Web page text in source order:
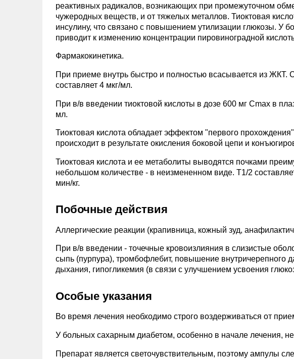
реактивных радикалов, возникающих при промежуточном
чужеродных веществ, и от тяжелых металлов. Тиоктовая
инсулину, что связано с повышением утилизации глюкозы. У
приводит к изменению концентрации пировиноградной
Фармакокинетика.
При приеме внутрь быстро и полностью всасывается из ЖКТ.
составляет 4 мкг/мл.
При в/в введении тиоктовой кислоты в дозе 600 мг Cmax в
мл.
Тиоктовая кислота обладает эффектом "первого
происходит в результате окисления боковой цепи и
Тиоктовая кислота и ее метаболиты выводятся почками
небольшом количестве - в неизмененном виде. T1/2
мин/кг.
Побочные действия
Аллергические реакции (крапивница, кожный зуд,
При в/в введении - точечные кровоизлияния в слизистые
сыпь (пурпура), тромбофлебит, повышение внутричерепного
дыхания, гипогликемия (в связи с улучшением усвоения
Особые указания
Во время лечения необходимо строго воздерживаться от
У больных сахарным диабетом, особенно в начале лечения,
Препарат является светочувствительным, поэтому ампулы